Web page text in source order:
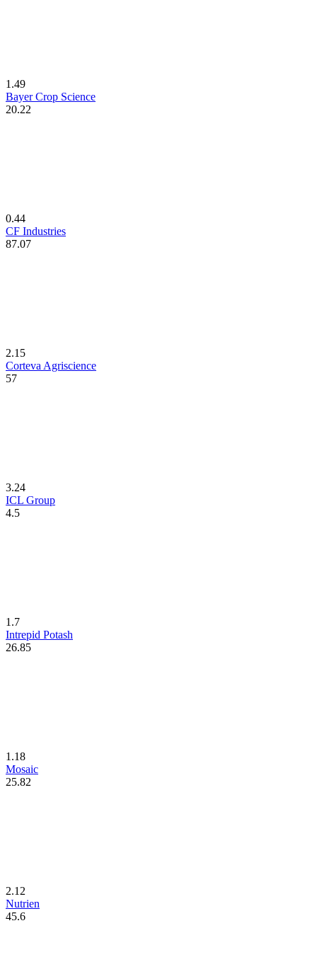
1.49
Bayer Crop Science
20.22
0.44
CF Industries
87.07
2.15
Corteva Agriscience
57
3.24
ICL Group
4.5
1.7
Intrepid Potash
26.85
1.18
Mosaic
25.82
2.12
Nutrien
45.6